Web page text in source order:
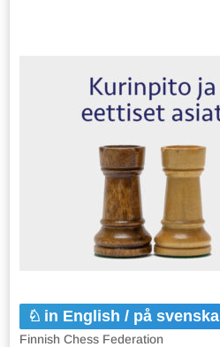
in English / på svenska
Finnish Chess Federation